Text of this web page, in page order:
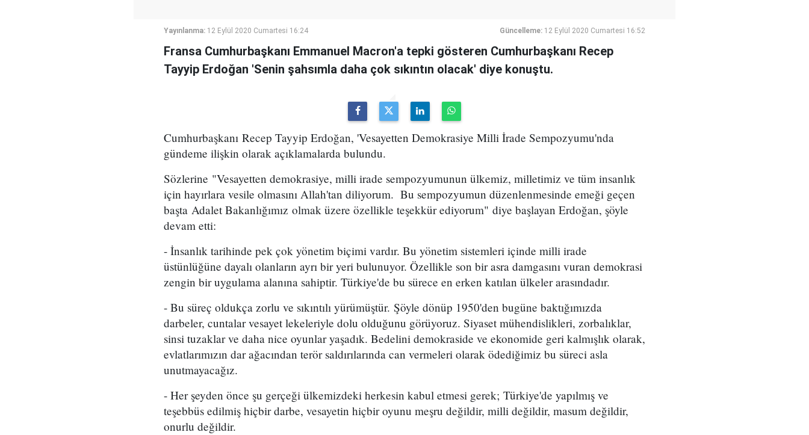
Yayınlanma: 12 Eylül 2020 Cumartesi 16:24 Güncelleme: 12 Eylül 2020 Cumartesi 16:52
Fransa Cumhurbaşkanı Emmanuel Macron'a tepki gösteren Cumhurbaşkanı Recep
Tayyip Erdoğan 'Senin şahsımla daha çok sıkıntın olacak' diye konuştu.
Cumhurbaşkanı Recep Tayyip Erdoğan, 'Vesayetten Demokrasiye Milli İrade Sempozyumu'nda
gündeme ilişkin olarak açıklamalarda bulundu.
Sözlerine "Vesayetten demokrasiye, milli irade sempozyumunun ülkemiz, milletimiz ve tüm insanlık
için hayırlara vesile olmasını Allah'tan diliyorum. Bu sempozyumun düzenlenmesinde emeği geçen
başta Adalet Bakanlığımız olmak üzere özellikle teşekkür ediyorum" diye başlayan Erdoğan, şöyle
devam etti:
- İnsanlık tarihinde pek çok yönetim biçimi vardır. Bu yönetim sistemleri içinde milli irade
üstünlüğüne dayalı olanların ayrı bir yeri bulunuyor. Özellikle son bir asra damgasını vuran demokrasi
zengin bir uygulama alanına sahiptir. Türkiye'de bu sürece en erken katılan ülkeler arasındadır.
- Bu süreç oldukça zorlu ve sıkıntılı yürümüştür. Şöyle dönüp 1950'den bugüne baktığımızda
darbeler, cuntalar vesayet lekeleriyle dolu olduğunu görüyoruz. Siyaset mühendislikleri, zorbalıklar,
sinsi tuzaklar ve daha nice oyunlar yaşadık. Bedelini demokraside ve ekonomide geri kalmışlık olarak,
evlatlarımızın dar ağacından terör saldırılarında can vermeleri olarak ödediğimiz bu süreci asla
unutmayacağız.
- Her şeyden önce şu gerçeği ülkemizdeki herkesin kabul etmesi gerek; Türkiye'de yapılmış ve
teşebbüs edilmiş hiçbir darbe, vesayetin hiçbir oyunu meşru değildir, milli değildir, masum değildir,
onurlu değildir.